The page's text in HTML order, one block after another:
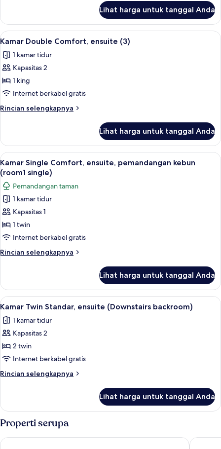
floor
Double)
Kamar
Double
Comfort,
pemandangan
kebun
floor
Double)
Lihat harga untuk tanggal Anda
Lihat
semua
foto
untuk
Kamar
Double
Comfort,
ensuite
4
Kamar Double Comfort, ensuite (3)
1 kamar tidur
Kapasitas 2
1 king
Internet berkabel gratis
Rincian selengkapnya
Rincian
Kamar
Double
Comfort,
ensuite
(3)
Lihat harga untuk tanggal Anda
Lihat
semua
foto
untuk
Kamar
Single
Comfort,
ensuite,
pemandangan
kebun
single)
Kamar Single Comfort, ensuite,
4
Kamar Single Comfort, ensuite, pemandangan kebun
(room1 single)
Pemandangan taman
1 kamar tidur
Kapasitas 1
1 twin
Internet berkabel gratis
Rincian selengkapnya
Rincian
Kamar
Single
Comfort,
pemandangan
kebun
single)
Lihat harga untuk tanggal Anda
Lihat
semua
foto
untuk
Kamar
Twin
Standar,
ensuite
backroom)
Kamar Twin Standar, ensuite
4
Kamar Twin Standar, ensuite (Downstairs backroom)
1 kamar tidur
Kapasitas 2
2 twin
Internet berkabel gratis
Rincian selengkapnya
Rincian
Kamar
Twin
Standar,
ensuite
(Downstairs
Lihat harga untuk tanggal Anda
Properti serupa
Holiday Inn Express Bath by IHG